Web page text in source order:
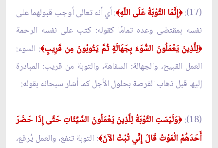
(17): ﴿إِنَّمَا التَّوْبَةُ عَلَى اللّهِ﴾: أي أنه تعالى أوجب قبولهما على
نفسه بمقتضى وعده تمامًا كقوله: كتب على نفسه الرحمة
﴿لِلَّذِينَ يَعْمَلُونَ السُّوَءَ بِجَهَالَةٍ ثُمَّ يَتُوبُونَ مِن قَرِيبٍ﴾: السوء:
العمل القبيح، والجهالة: السفاهة، والتوبة من قريب: المبادرة
إليها قبل ذهاب الفرصة بحلول الأجل كما أشار سبحانه بقوله:
(18): ﴿وَلَيْسَتِ التَّوْبَةُ لِلَّذِينَ يَعْمَلُونَ السَّيِّئَاتِ حَتَّى إِذَا حَضَرَ
أَحَدَهُمُ الْمَوْتُ قَالَ إِنِّي تُبْتُ الآنَ﴾: التوبة تنفع، والعمل يُرفع،